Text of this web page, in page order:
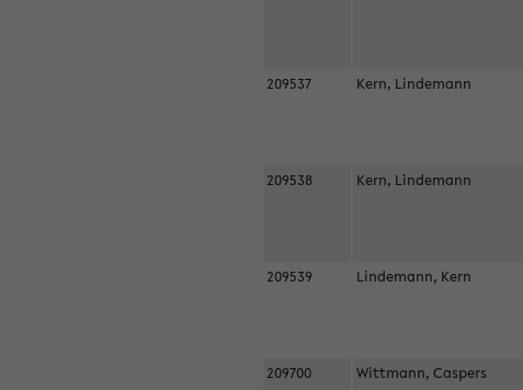
209537 Kern, Lindemann
209538 Kern, Lindemann
209539 Lindemann, Kern
209700 Wittmann, Caspers